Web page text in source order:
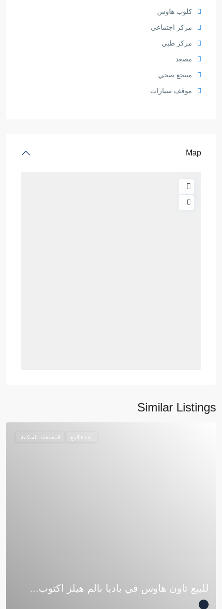
كلوب هاوس
مركز اجتماعي
مركز طبي
مصعد
منتجع صحي
موقف سيارات
Map
Similar Listings
إعادة البيع المجمعات السكنية
للبيع تاون هاوس في باديا بالم هيلز اكتوب...